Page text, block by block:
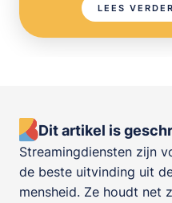
LEES VERDER
Dit artikel is
Streamingdiensten zijn
de beste uitvinding uit
mensheid. Ze houdt net